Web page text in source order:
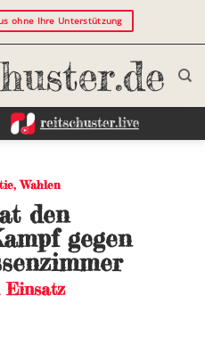
ohne Ihre Unterstützung
,Wahlen
den
gegen
Einsatz